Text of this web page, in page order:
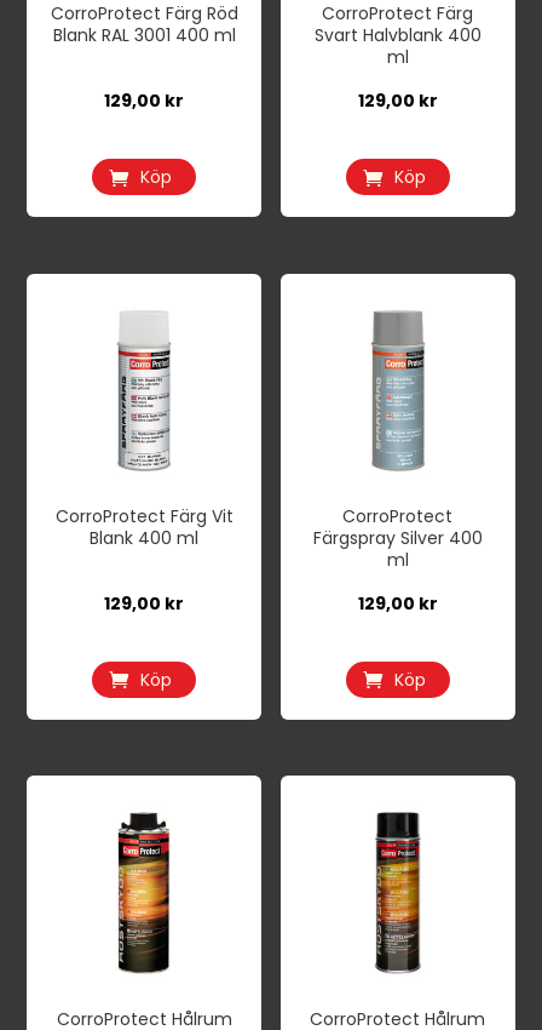
CorroProtect Färg Röd
Blank RAL 3001 400 ml
129,00 kr
Köp
CorroProtect Färg
Svart Halvblank 400
ml
129,00 kr
Köp
CorroProtect Färg Vit
Blank 400 ml
129,00 kr
Köp
CorroProtect
Färgspray Silver 400
ml
129,00 kr
Köp
CorroProtect Hålrum
CorroProtect Hålrum